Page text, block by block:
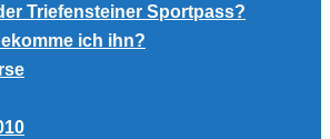
Triefensteiner Sportpass?
ich ihn?